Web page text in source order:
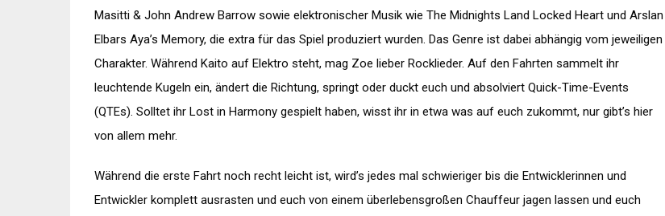
Masitti & John Andrew Barrow sowie elektronischer Musik wie The Midnights Land Locked Heart und Arslan
Elbars Aya’s Memory, die extra für das Spiel produziert wurden. Das Genre ist dabei abhängig vom jeweiligen
Charakter. Während Kaito auf Elektro steht, mag Zoe lieber Rocklieder. Auf den Fahrten sammelt ihr
leuchtende Kugeln ein, ändert die Richtung, springt oder duckt euch und absolviert Quick-Time-Events
(QTEs). Solltet ihr Lost in Harmony gespielt haben, wisst ihr in etwa was auf euch zukommt, nur gibt’s hier
von allem mehr.
Während die erste Fahrt noch recht leicht ist, wird’s jedes mal schwieriger bis die Entwicklerinnen und
Entwickler komplett ausrasten und euch von einem überlebensgroßen Chauffeur jagen lassen und euch